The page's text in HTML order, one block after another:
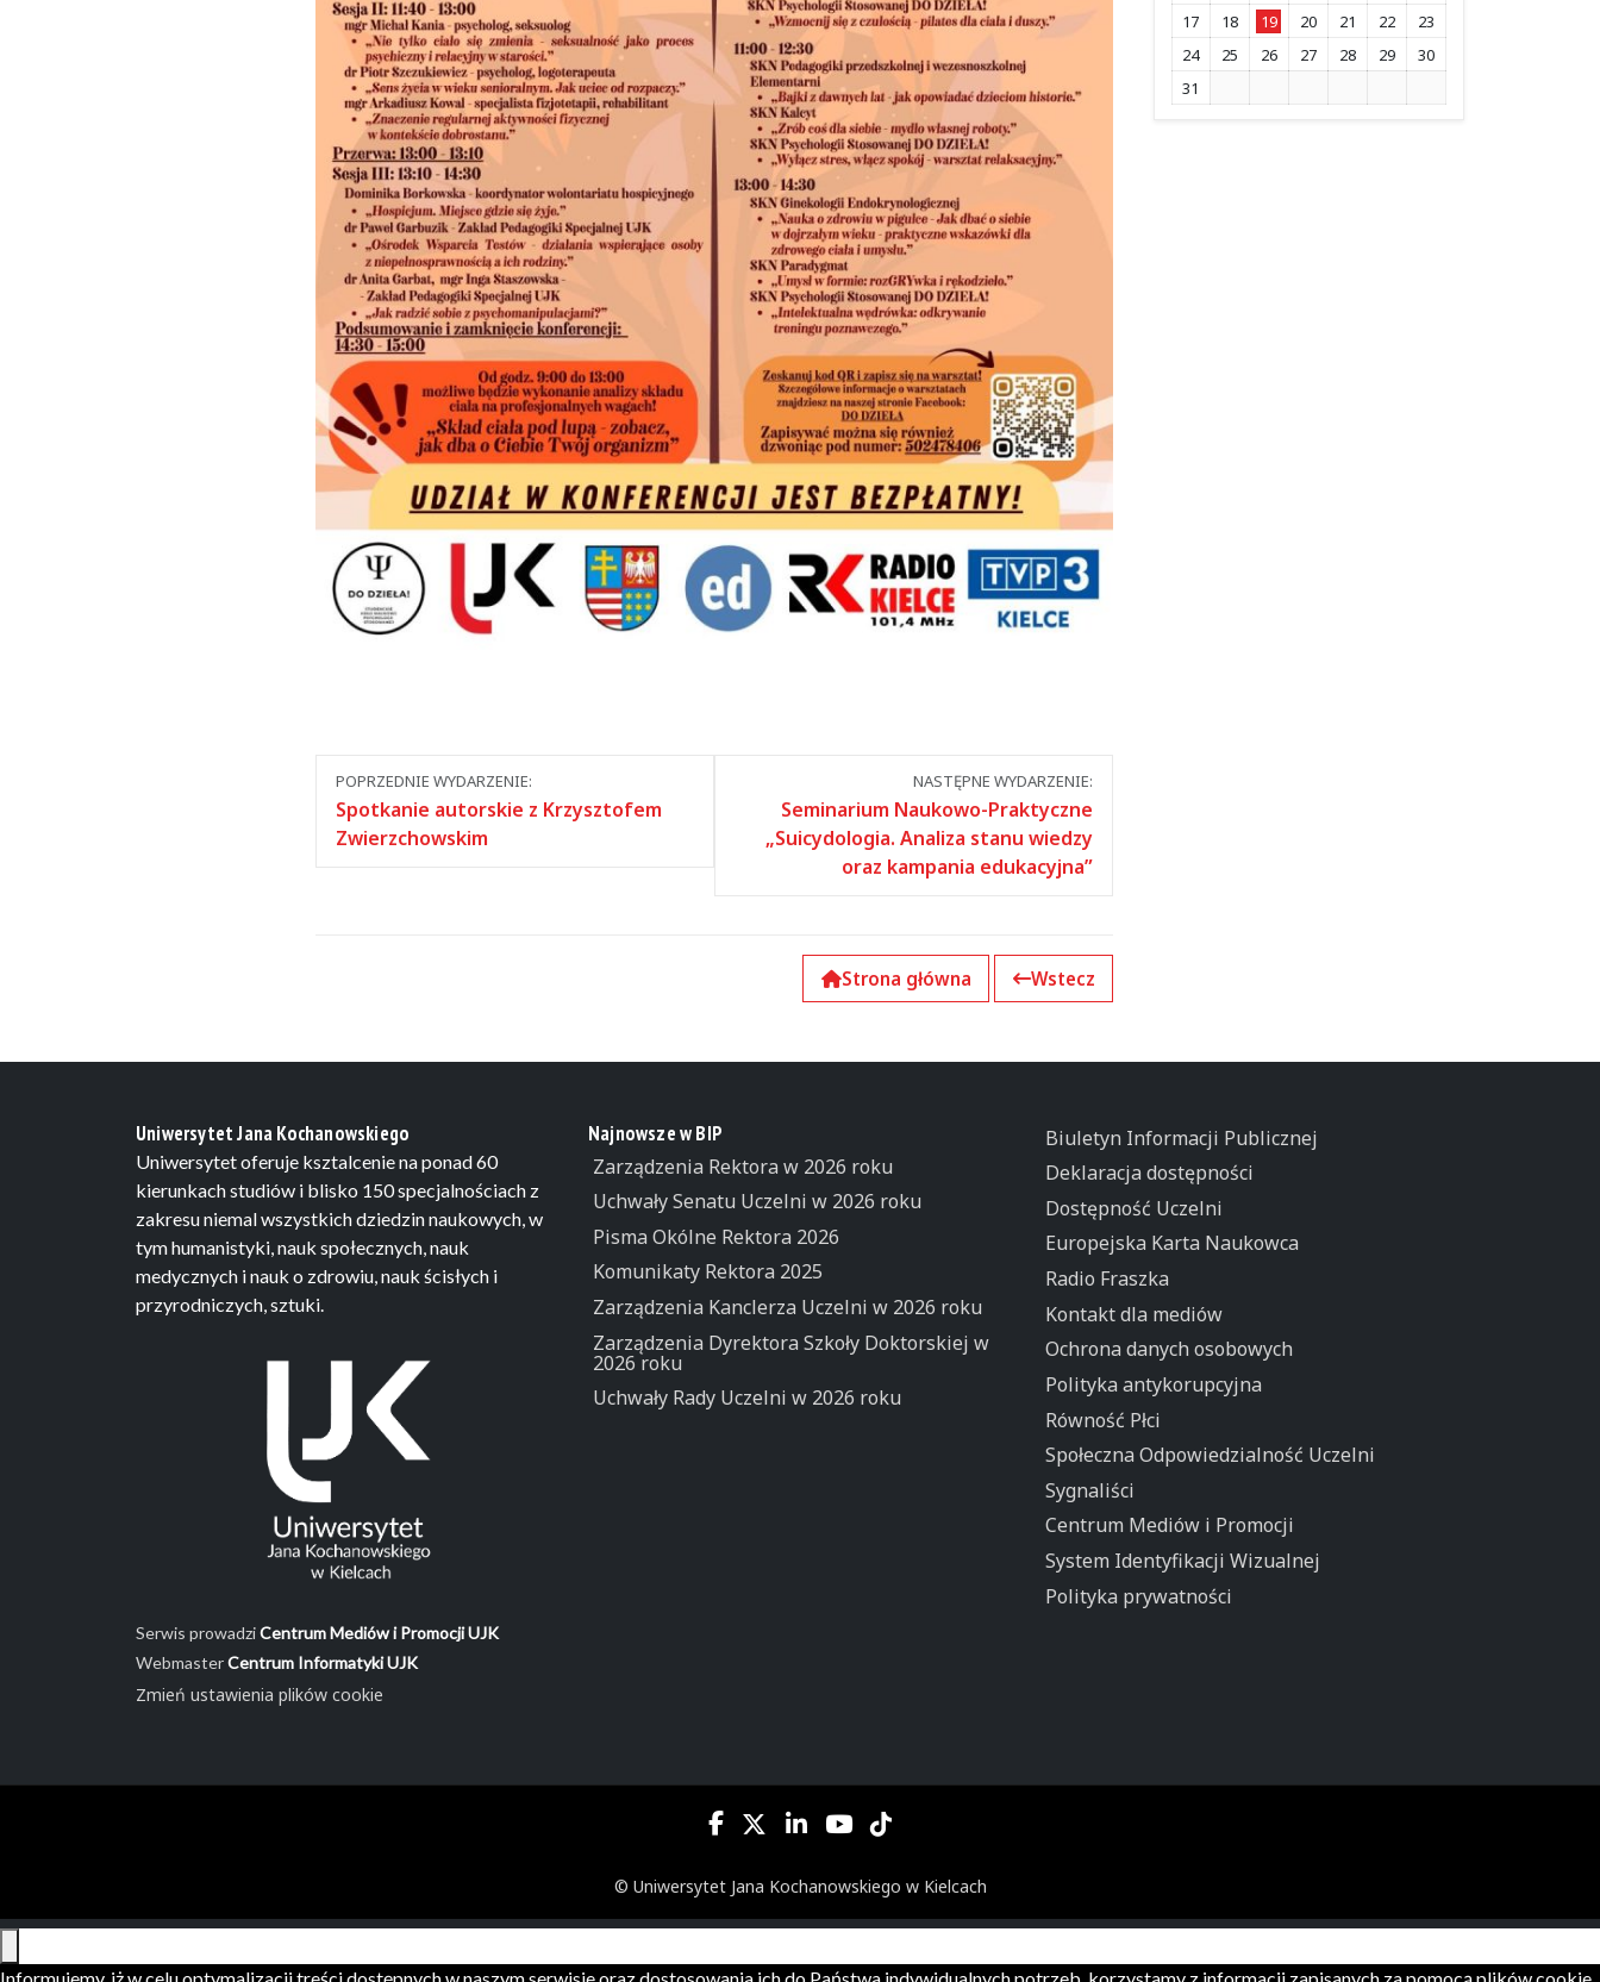
Nawigacja
między
POPRZEDNIE WYDARZENIE:
Spotkanie autorskie z Krzysztofem
Zwierzchowskim
NASTĘPNE WYDARZENIE:
Seminarium Naukowo-Praktyczne
„Suicydologia. Analiza stanu wiedzy
oraz kampania edukacyjna”
Strona główna Wstecz
17
18 19 20 21 22
23
24
25 26 27 28 29
30
31
Uniwersytet Jana Kochanowskiego
Uniwersytet oferuje ksztalcenie na ponad 60
kierunkach studiów i blisko 150 specjalnościach z
zakresu niemal wszystkich dziedzin naukowych, w
tym humanistyki, nauk społecznych, nauk
medycznych i nauk o zdrowiu, nauk ścisłych i
przyrodniczych, sztuki.
Serwis prowadziCentrum Mediów i Promocji UJK
WebmasterCentrum Informatyki UJK
Zmień ustawienia plików cookie
Najnowsze w BIP
Zarządzenia Rektora w 2026 roku
Uchwały Senatu Uczelni w 2026 roku
Pisma Okólne Rektora 2026
Komunikaty Rektora 2025
Zarządzenia Kanclerza Uczelni w 2026 roku
Zarządzenia Dyrektora Szkoły Doktorskiej w
2026 roku
Uchwały Rady Uczelni w 2026 roku
Biuletyn Informacji Publicznej
Deklaracja dostępności
Dostępność Uczelni
Europejska Karta Naukowca
Radio Fraszka
Kontakt dla mediów
Ochrona danych osobowych
Polityka antykorupcyjna
Równość Płci
Społeczna Odpowiedzialność Uczelni
Sygnaliści
Centrum Mediów i Promocji
System Identyfikacji Wizualnej
Polityka prywatności
© Uniwersytet Jana Kochanowskiego w Kielcach
Informujemy, iż w celu optymalizacji treści dostępnych w naszym serwisie oraz dostosowania ich do Państwa indywidualnych potrzeb, korzystamy z informacji zapisanych za pomocą plików cookie